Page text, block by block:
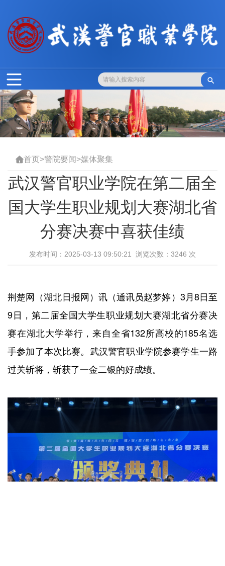

首页>警院要闻 >媒体聚集
武汉警官职业学院在第二届全
国大学生职业规划大赛湖北省
分赛决赛中喜获佳绩
发布时间：2025-03-13 09:50:21 浏览次数： 3246 次
荆楚网（湖北日报网）讯（通讯员赵梦婷）3月8日至
9日，第二届全国大学生职业规划大赛湖北省分赛决
赛在湖北大学举行，来自全省132所高校的185名选
手参加了本次比赛。武汉警官职业学院参赛学生一路
过关斩将，斩获了一金二银的好成绩。